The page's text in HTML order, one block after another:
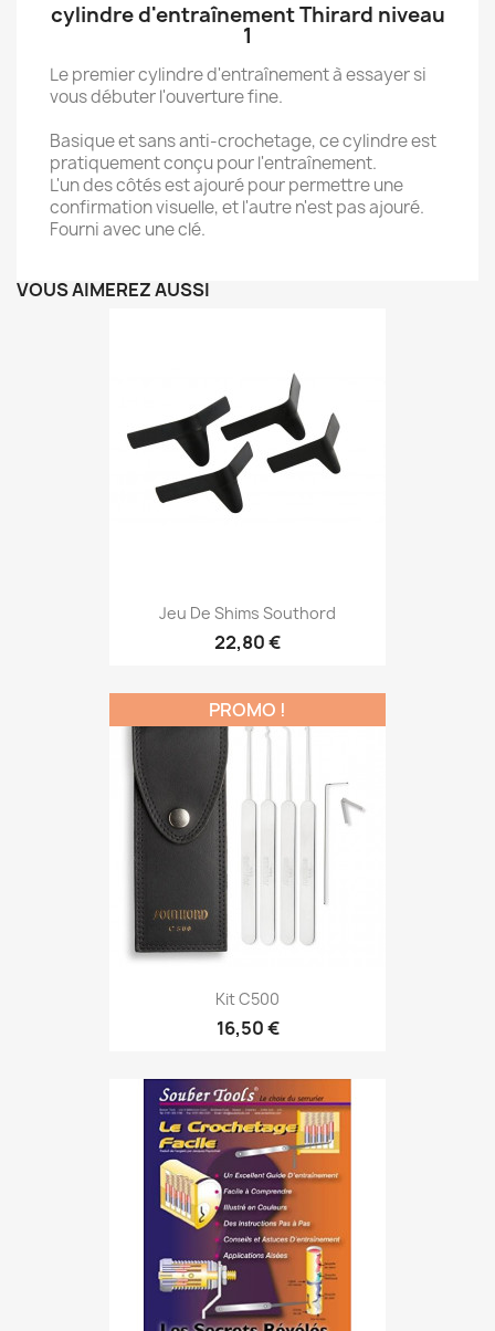
cylindre d'entraînement Thirard niveau
1
Le premier cylindre d'entraînement à essayer si
vous débuter l'ouverture fine.
Basique et sans anti-crochetage, ce cylindre est
pratiquement conçu pour l'entraînement.
L'un des côtés est ajouré pour permettre une
confirmation visuelle, et l'autre n'est pas ajouré.
Fourni avec une clé.
VOUS AIMEREZ AUSSI
Jeu De Shims Southord
22,80 €
Kit C500
16,50 €
PROMO !